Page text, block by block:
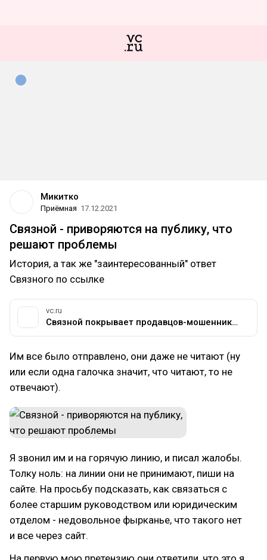
Микитко
Приёмная 17.12.2021
Связной - приворяются на публику, что
решают проблемы
История, а так же "заинтересованный" ответ
Связного по ссылке
vc.ru
Связной покрывает продавцов-мошенников — Приёмная на vc.ru
Им все было отправлено, они даже не читают (ну
или если одна галочка значит, что читают, то не
отвечают).
Я звонил им и на горячую линию, и писал жалобы.
Толку ноль: на линии они не принимают, пиши на
сайте. На просьбу подсказать, как связаться с
более старшим руководством или юридическим
отделом - недовольное фырканье, что такого нет
и все через сайт.